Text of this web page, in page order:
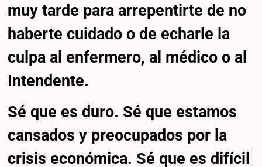
muy tarde para arrepentirte de no
haberte cuidado o de echarle la
culpa al enfermero, al médico o al
Intendente.
Sé que es duro. Sé que estamos
cansados y preocupados por la
crisis económica. Sé que es difícil